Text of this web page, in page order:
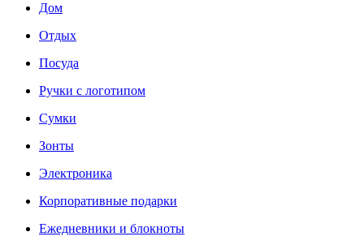
Дом
Отдых
Посуда
Ручки с логотипом
Сумки
Зонты
Электроника
Корпоративные подарки
Ежедневники и блокноты